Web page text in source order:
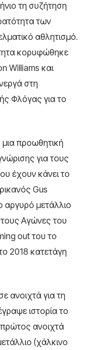
τη συζήτηση
των
αθλητισμό.
κορυφώθηκε
Williams και
στη
Φλόγας για το
προωθητική
για τους
έχουν κάνει το
Gus
αργυρό μετάλλιο
Αγώνες του
out του το
2018 κατετάγη
ανοιχτά για τη
ιστορία το
ανοιχτά
(χάλκινο